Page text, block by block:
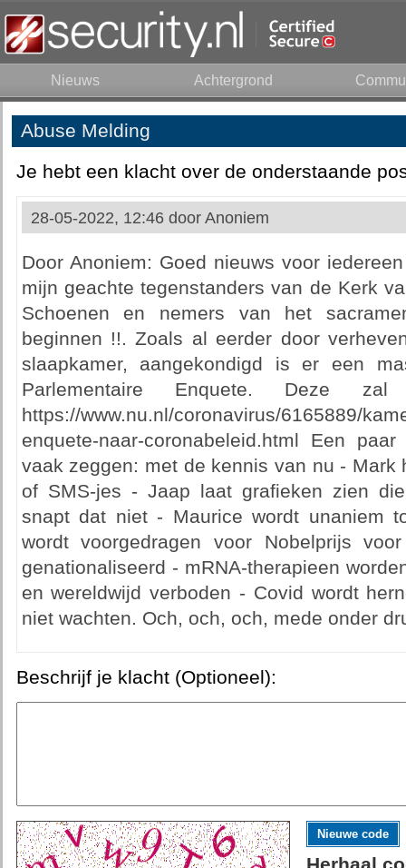
Nieuws Achtergrond
Abuse Melding
Je hebt een klacht over de onderstaande
28-05-2022, 12:46 door Anoniem
Door Anoniem: Goed nieuws voor
mijn geachte tegenstanders van de Kerk
Schoenen en nemers van het
beginnen !!. Zoals al eerder door
slaapkamer, aangekondigd is er een
Parlementaire Enquete. Deze
https://www.nu.nl/coronavirus/6165889/
enquete-naar-coronabeleid.html Een
vaak zeggen: met de kennis van nu - Mark
of SMS-jes - Jaap laat grafieken zien
snapt dat niet - Maurice wordt unaniem
wordt voorgedragen voor Nobelprijs
genationaliseerd - mRNA-therapieen
en wereldwijd verboden - Covid wordt
niet wachten. Och, och, och, mede onder
Beschrijf je klacht (Optioneel):
Nieuwe code